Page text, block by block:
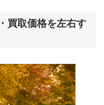
買取価格を左右す